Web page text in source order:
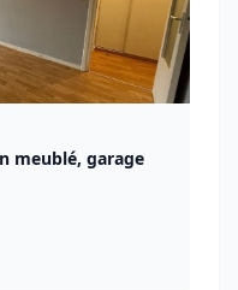
meublé, garage